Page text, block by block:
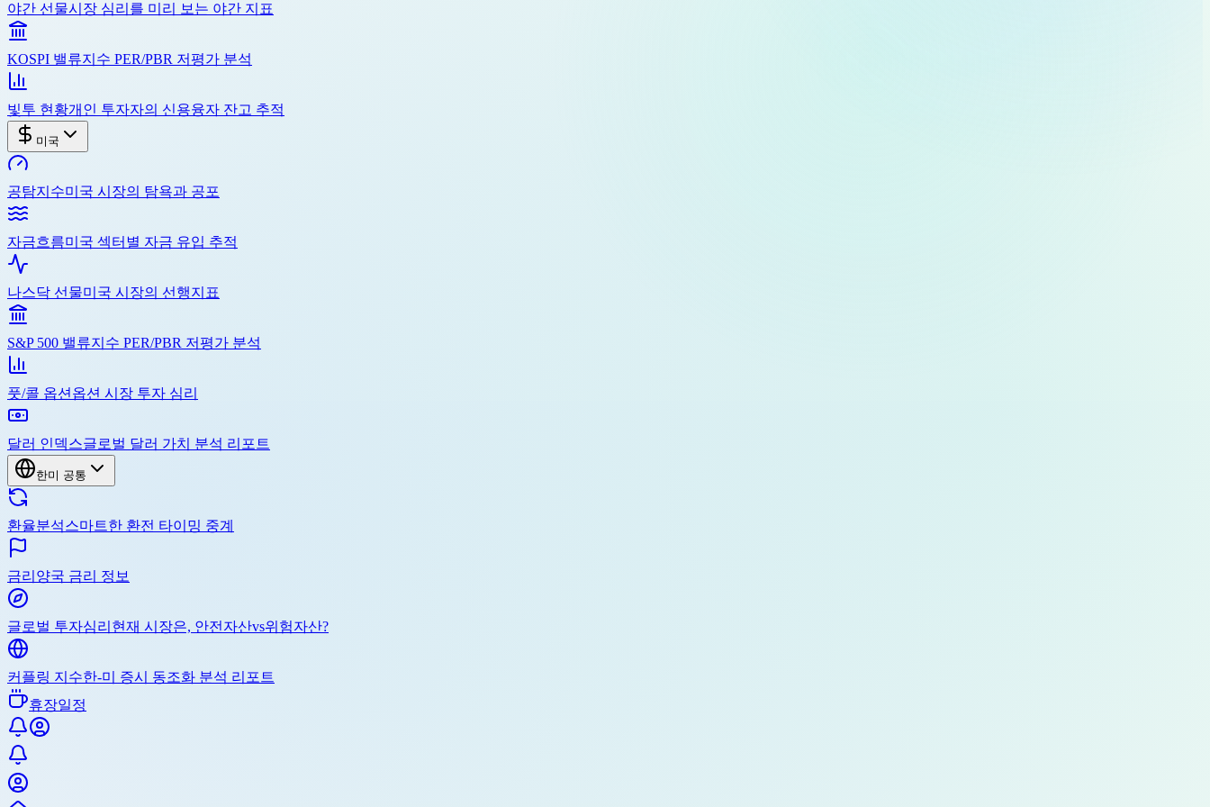
야간 선물시장 심리를 미리 보는 야간 지표
KOSPI 밸류지수 PER/PBR 저평가 분석
빛투 현황개인 투자자의 신용융자 잔고 추적
미국
공탐지수미국 시장의 탐욕과 공포
자금흐름미국 섹터별 자금 유입 추적
나스닥 선물미국 시장의 선행지표
S&P 500 밸류지수 PER/PBR 저평가 분석
풋/콜 옵션 옵션 시장 투자 심리
달러 인덱스글로벌 달러 가치 분석 리포트
한미 공통
환율분석스마트한 환전 타이밍 중계
금리 양국 금리 정보
글로벌 투자심리 현재 시장은, 안전자산vs위험자산?
커플링 지수한-미 증시 동조화 분석 리포트
휴장일정